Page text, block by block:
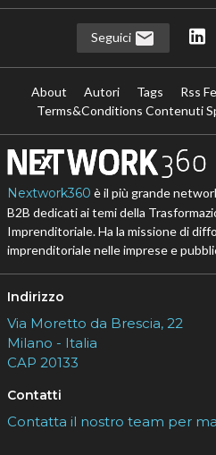
Seguici
About Autori Tags Rss
Terms&Conditions Contenuti
Nextwork360 è il più grande
B2B dedicati ai temi della
Imprenditoriale. Ha la missione di
imprenditoriale nelle imprese e
Indirizzo
Via Moretto da Brescia, 22
Milano - Italia
CAP 20133
Contatti
Contatta il nostro team per